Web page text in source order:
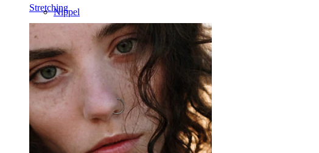
Stretching
Nippel
Industriell
Dermal
Helix
Øre
14K gull